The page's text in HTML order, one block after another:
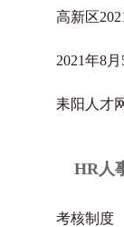
高新区
2021年8
耒阳人才
HR人
考核制度